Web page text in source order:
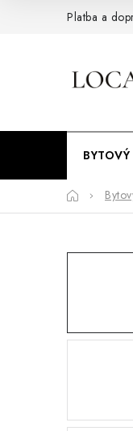
Platba a
Domov